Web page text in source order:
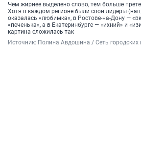
Чем жирнее выделено слово, тем больше
Хотя в каждом регионе были свои лидеры
оказалась «любимка», в Ростове-на-Дону —
«печенька», а в Екатеринбурге — «ихний» и
картина сложилась так
Источник: Полина Авдошина / Сеть городских